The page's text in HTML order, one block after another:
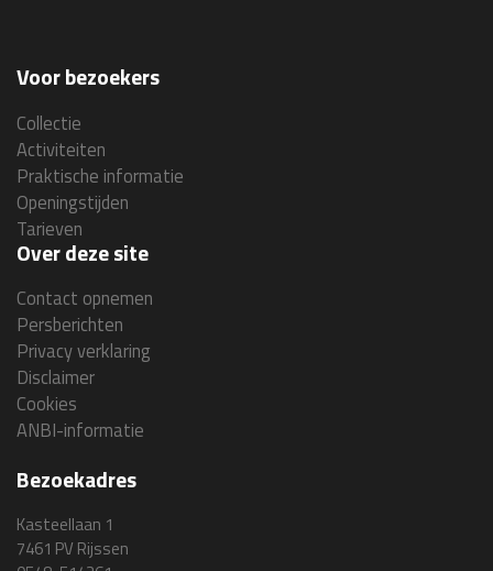
Voor bezoekers
Collectie
Activiteiten
Praktische informatie
Openingstijden
Tarieven
Over deze site
Contact opnemen
Persberichten
Privacy verklaring
Disclaimer
Cookies
ANBI-informatie
Bezoekadres
Kasteellaan 1
7461 PV Rijssen